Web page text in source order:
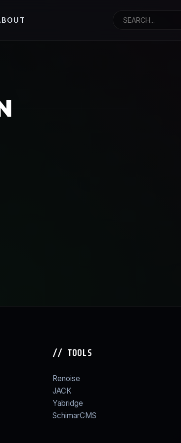
// TOOLS
Renoise
JACK
Yabridge
SchimarCMS